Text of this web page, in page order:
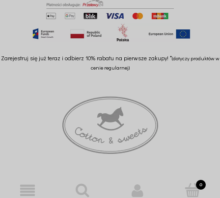
Zarejestruj się już teraz i odbierz 10% rabatu na pierwsze zakupy! *(dotyczy produktów w
cenie regularnej)